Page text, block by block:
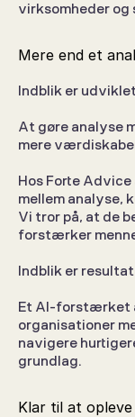
virksomheder og
Mere end et
Indblik er
At gøre analyse
mere
Hos Forte
mellem analyse,
Vi tror på, at de
forstærker
Indblik er
Et AI-forstærket
organisationer
navigere
grundlag.
Klar til at opleve